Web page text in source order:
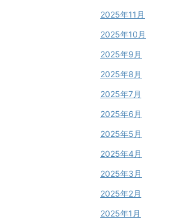
2025年11月
2025年10月
2025年9月
2025年8月
2025年7月
2025年6月
2025年5月
2025年4月
2025年3月
2025年2月
2025年1月